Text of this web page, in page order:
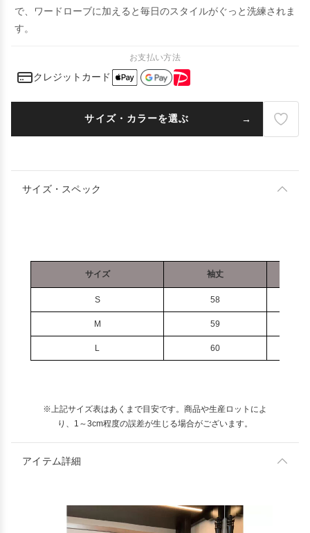
で、ワードローブに加えると毎日のスタイルがぐっと洗練されま
す。
お支払い方法
クレジットカード
サイズ・カラーを選ぶ
サイズ・スペック
サイズ 袖丈
S 58
M 59
L 60
※上記サイズ表はあくまで目安です。商品や生産ロットによ
り、1～3cm程度の誤差が生じる場合がございます。
アイテム詳細